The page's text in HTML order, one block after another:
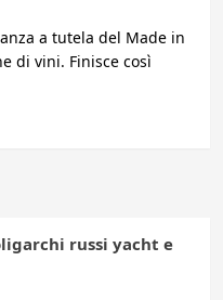
a tutela del Made in
di vini. Finisce così
russi yacht e